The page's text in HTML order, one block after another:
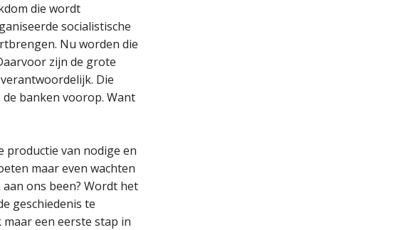
die wordt
socialistische
Nu worden die
zijn de grote
Die
banken voorop. Want
productie van nodige en
maar even wachten
ons been? Wordt het
geschiedenis te
een eerste stap in